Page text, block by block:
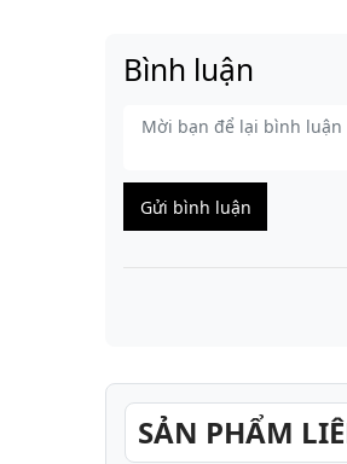
Bình luận
Gửi bình luận
SẢN PHẨM